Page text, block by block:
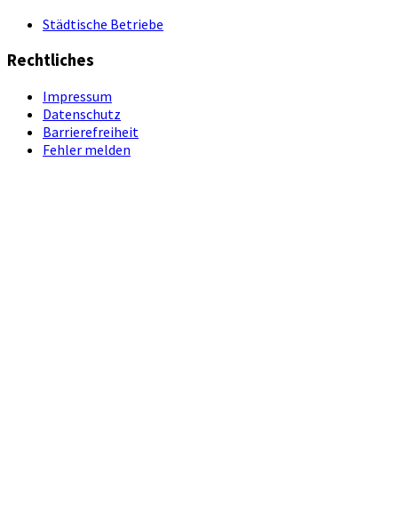
Städtische Betriebe
Rechtliches
Impressum
Datenschutz
Barrierefreiheit
Fehler melden